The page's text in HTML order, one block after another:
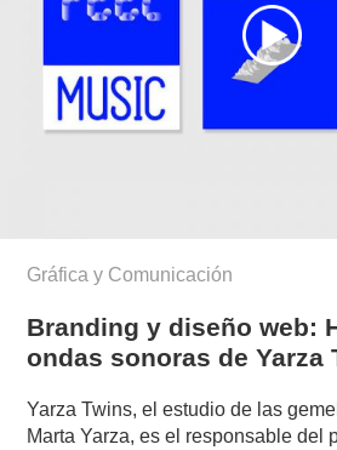
Gráfica y Comunicación
Branding y diseño web:
ondas sonoras de Yarza
Yarza Twins, el estudio de las
Marta Yarza, es el responsable del